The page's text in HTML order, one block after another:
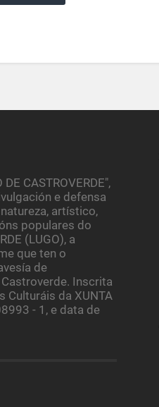
CASTROVERDE",
e defensa
artístico,
populares do
(LUGO), a
que ten o
de
Inscrita
Culturáis da XUNTA
- 1, e data de